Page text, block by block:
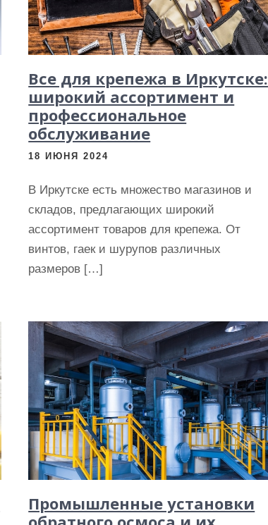
Все для крепежа в Иркутске:
широкий ассортимент и
профессиональное
обслуживание
18 ИЮНЯ 2024
В Иркутске есть множество магазинов и
складов, предлагающих широкий
ассортимент товаров для крепежа. От
винтов, гаек и шурупов различных
размеров […]
Промышленные установки